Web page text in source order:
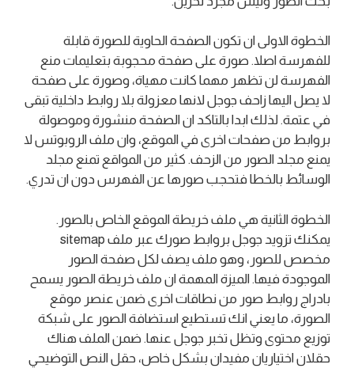
الخطوة الاولى ان تكون الصفحة الحاوية للصورة قابلة
للفهرسة اصلا. صورة على صفحة محجوبة بتعليمات منع
الفهرسة لن تظهر مهما كانت مهياة، وصورة على صفحة
لا يصل اليها زاحف جوجل لانها معزولة بلا روابط داخلية تبقى
في عتمة. لذلك ابدا بالتاكد ان الصفحة منشورة وموصولة
بروابط من صفحات اخرى في الموقع، وان ملف الروبوتس لا
يمنع مجلد الصور من الزحف. كثير من المواقع تمنع مجلد
الوسائط بالخطا فتحجب صورها عن الفهرس دون ان تدري.
الخطوة الثانية هي ملف خريطة الموقع الخاص بالصور.
يمكنك تزويد جوجل بروابط صورك عبر ملف sitemap
مخصص للصور، وهو ملف يصف لكل صفحة الصور
الموجودة فيها. الميزة المهمة ان ملف خريطة الصور يسمح
بادراج روابط صور من نطاقات اخرى ضمن عنصر موقع
الصورة، ما يعني انك تستطيع استضافة الصور على شبكة
توزيع محتوى وتظل تخبر جوجل عنها. ضمن الملف هناك
حقلان اختياريان مفيدان بشكل خاص، حقل النص التوضيحي